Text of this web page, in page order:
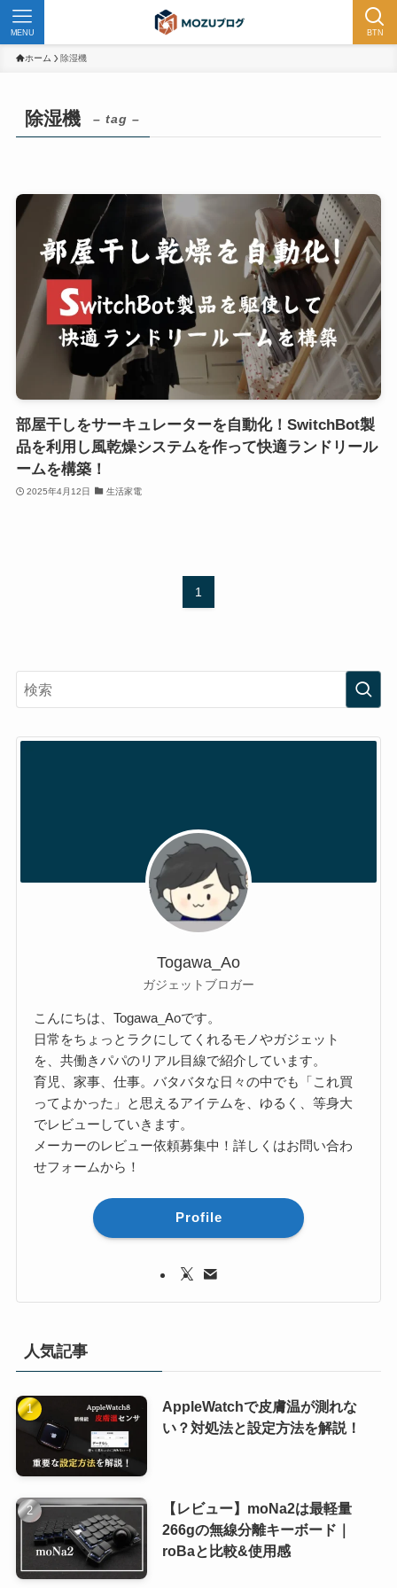
BTN
MENU
ホーム 除湿機
除湿機 – tag –
部屋干しをサーキュレーターを自動化！SwitchBot製
品を利用し風乾燥システムを作って快適ランドリール
ームを構築！
2025年4月12日 生活家電
1
Togawa_Ao
ガジェットブロガー
こんにちは、Togawa_Aoです。
日常をちょっとラクにしてくれるモノやガジェット
を、共働きパパのリアル目線で紹介しています。
育児、家事、仕事。バタバタな日々の中でも「これ買
ってよかった」と思えるアイテムを、ゆるく、等身大
でレビューしていきます。
メーカーのレビュー依頼募集中！詳しくはお問い合わ
せフォームから！
Profile
人気記事
AppleWatchで皮膚温が測れな
い？対処法と設定方法を解説！
【レビュー】moNa2は最軽量
266gの無線分離キーボード｜
roBaと比較&使用感